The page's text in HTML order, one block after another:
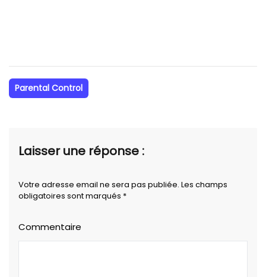
Parental Control
Laisser une réponse :
Votre adresse email ne sera pas publiée. Les champs
obligatoires sont marqués *
Commentaire